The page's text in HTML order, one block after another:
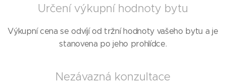
Určení výkupní hodnoty bytu
Výkupní cena se odvíjí od tržní hodnoty vašeho bytu a je
stanovena po jeho prohlídce.
Nezávazná konzultace